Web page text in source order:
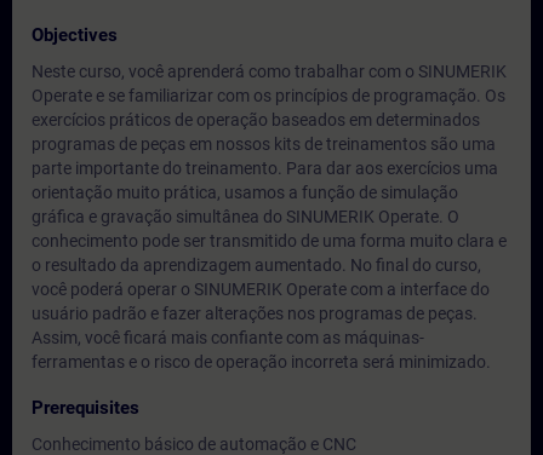
Objectives
Neste curso, você aprenderá como trabalhar com o SINUMERIK
Operate e se familiarizar com os princípios de programação. Os
exercícios práticos de operação baseados em determinados
programas de peças em nossos kits de treinamentos são uma
parte importante do treinamento. Para dar aos exercícios uma
orientação muito prática, usamos a função de simulação
gráfica e gravação simultânea do SINUMERIK Operate. O
conhecimento pode ser transmitido de uma forma muito clara e
o resultado da aprendizagem aumentado. No final do curso,
você poderá operar o SINUMERIK Operate com a interface do
usuário padrão e fazer alterações nos programas de peças.
Assim, você ficará mais confiante com as máquinas-
ferramentas e o risco de operação incorreta será minimizado.
Prerequisites
Conhecimento básico de automação e CNC